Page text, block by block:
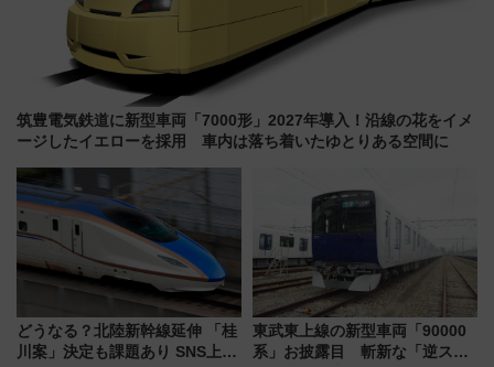
筑豊電気鉄道に新型車両「7000形」2027年導入！沿線の花をイメ
ージしたイエローを採用 車内は落ち着いたゆとりある空間に
どうなる？北陸新幹線延伸 「桂
川案」決定も課題あり SNS上の
東武東上線の新型車両「90000
系」お披露目 斬新な「逆スラ